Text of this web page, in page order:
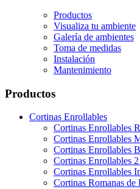
Productos
Visualiza tu ambiente
Galería de ambientes
Toma de medidas
Instalación
Mantenimiento
Productos
Cortinas Enrollables
Cortinas Enrollables
Cortinas Enrollables
Cortinas Enrollables
Cortinas Enrollables
Cortinas Enrollables
Cortinas Romanas de